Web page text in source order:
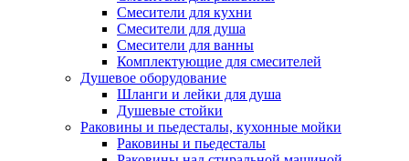
Смесители для кухни
Смесители для душа
Смесители для ванны
Комплектующие для смесителей
Душевое оборудование
Шланги и лейки для душа
Душевые стойки
Раковины и пьедесталы, кухонные мойки
Раковины и пьедесталы